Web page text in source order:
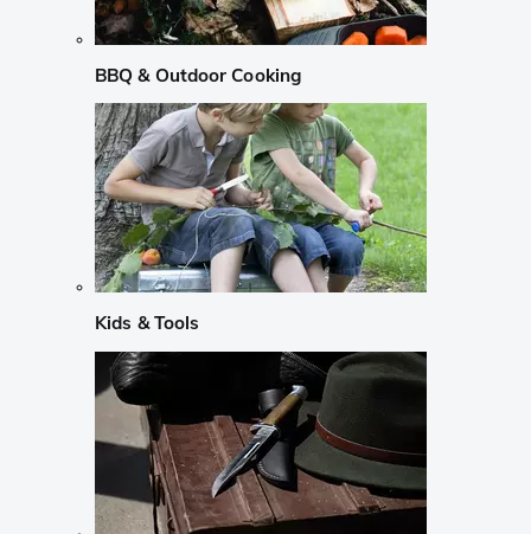
BBQ & Outdoor Cooking
Kids & Tools